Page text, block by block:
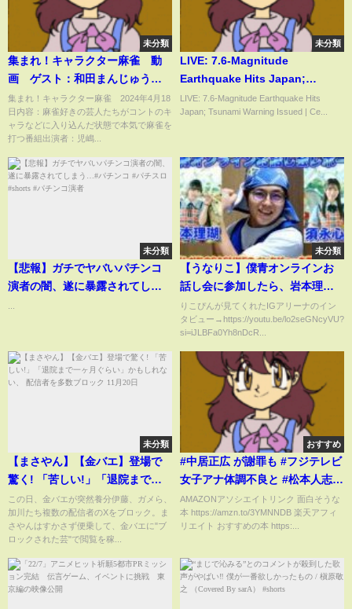
未分類
集まれ！キャラクター麻雀 動
画 ゲスト：和田まんじゅう、
岡野陽一、松村祥維 4月18日
集まれ！キャラクター麻雀 2024年4月18
日内容：麻雀好きの芸人たちがコントのキ
ャラなどに入り込んだ状態で本気で麻雀を
打つ番組出演者：児嶋...
未分類
LIVE: 7.6-Magnitude
Earthquake Hits Japan;
Tsunami Warning Issued |
Central Japan Earthquake |
LIVE: 7.6-Magnitude Earthquake Hits
Japan; Tsunami Warning Issued | Ce...
未分類
【悲報】ガチでヤバいパチンコ
演者の闇、遂に暴露されてしま
未分類
【うなりこ】僕青オンラインお
話し会に参加したら、岩本理瑚
が私が出演してる動画を見てた
件
りこぴんが見てくれたIGアリーナのイン
タビュー→https://youtu.be/lo2seGNcyVU?
si=iJLBFa0Yh8nDcR...
未分類
【まさやん】【金バエ】登場で
驚く! 「苦しい!」「退院まで一
ヶ月ぐらい」かもしれない、 配
信者を多数ブロック 11月20日
この日、金バエが突然養分伊藤、ガメら、
加川たち複数の配信者のXをブロック。ま
さやんはすかさず便乗して、金バエに"ブ
ロックされた芸"で閲覧を稼...
おすすめ
#中居正広 が謝罪も #フジテレビ
女子アナ体調不良と #松本人志
そしてフジエンジェル事件が秋
篠宮家とズブズブの #秋篠宮さま
と #紀子さま も ？
AMAZONアソシエイトリンク 面白そうな
本 https://amzn.to/3YMNNDB 楽天アフィ
リエイト おすすめの本 https:...